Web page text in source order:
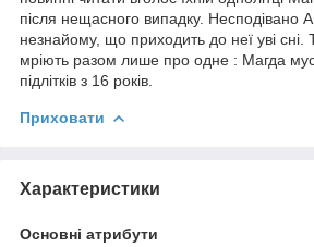
після нещасного випадку. Несподівано
незнайому, що приходить до неї уві сні.
мріють разом лише про одне : Магда
підлітків з 16 років.
Приховати
Характеристики
Основні атрибути